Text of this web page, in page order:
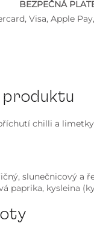
BEZPEČNÁ
Visa, Apple
produktu
chilli a
slunečnicový a
paprika, kysleina